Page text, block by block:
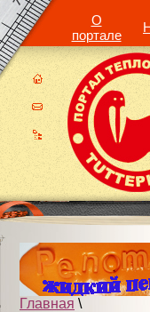
О
портале
Главная \